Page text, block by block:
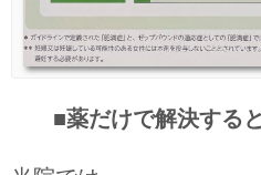
■薬だけで解決する